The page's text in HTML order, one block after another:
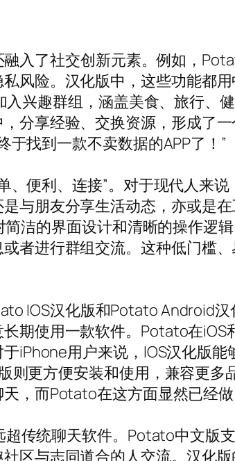
入了社交创新元素。例如，
风险。汉化版中，这些功能都
兴趣群组，涵盖美食、旅行、
分享经验、交换资源，形成了一
找到一款不卖数据的APP了！”
便利、连接”。对于现代人来
与朋友分享生活动态，亦或是
洁的界面设计和清晰的操作逻
者进行群组交流。这种低门槛
IOS汉化版和Potato Android
期使用一款软件。Potato在iOS
iPhone用户来说，IOS汉化版能
更方便安装和使用，兼容更多
，而Potato在这方面显然已经做
传统聊天软件。Potato中文版支
区与志同道合的人交流。汉化版